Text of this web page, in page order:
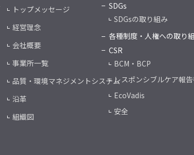
トップメッセージ
経営理念
会社概要
事業所一覧
品質・環境マネジメントシステム
沿革
組織図
SDGs
SDGsの取り組み
各種制度・人権への取り
CSR
BCM・BCP
レスポンシブルケア報
EcoVadis
安全